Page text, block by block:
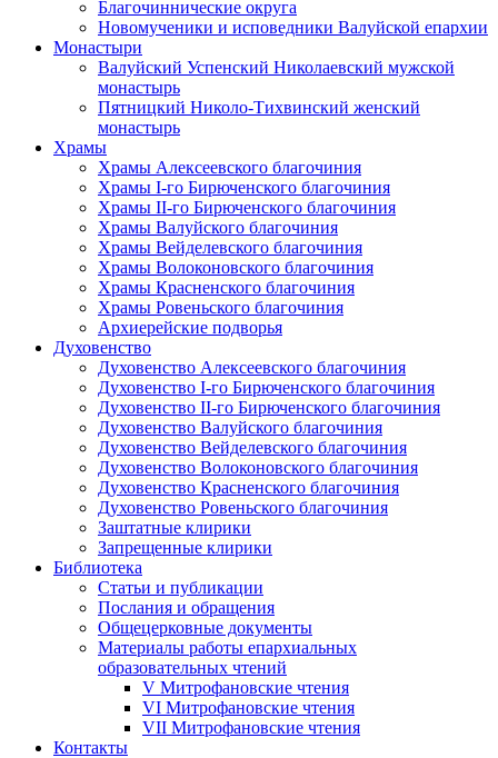
Благочиннические округа
Новомученики и исповедники Валуйской епархии
Монастыри
Валуйский Успенский Николаевский мужской
монастырь
Пятницкий Николо-Тихвинский женский
монастырь
Храмы
Храмы Алексеевского благочиния
Храмы I-го Бирюченского благочиния
Храмы II-го Бирюченского благочиния
Храмы Валуйского благочиния
Храмы Вейделевского благочиния
Храмы Волоконовского благочиния
Храмы Красненского благочиния
Храмы Ровеньского благочиния
Архиерейские подворья
Духовенство
Духовенство Алексеевского благочиния
Духовенство I-го Бирюченского благочиния
Духовенство II-го Бирюченского благочиния
Духовенство Валуйского благочиния
Духовенство Вейделевского благочиния
Духовенство Волоконовского благочиния
Духовенство Красненского благочиния
Духовенство Ровеньского благочиния
Заштатные клирики
Запрещенные клирики
Библиотека
Статьи и публикации
Послания и обращения
Общецерковные документы
Материалы работы епархиальных
образовательных чтений
V Митрофановские чтения
VI Митрофановские чтения
VII Митрофановские чтения
Контакты